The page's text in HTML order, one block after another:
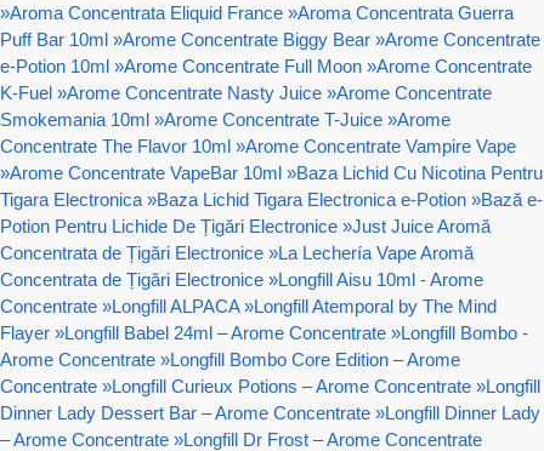
»Aroma Concentrata Eliquid France »Aroma Concentrata Guerra
Puff Bar 10ml »Arome Concentrate Biggy Bear »Arome Concentrate
e-Potion 10ml »Arome Concentrate Full Moon »Arome Concentrate
K-Fuel »Arome Concentrate Nasty Juice »Arome Concentrate
Smokemania 10ml »Arome Concentrate T-Juice »Arome
Concentrate The Flavor 10ml »Arome Concentrate Vampire Vape
»Arome Concentrate VapeBar 10ml »Baza Lichid Cu Nicotina Pentru
Tigara Electronica »Baza Lichid Tigara Electronica e-Potion »Bază e-
Potion Pentru Lichide De Țigări Electronice »Just Juice Aromă
Concentrata de Țigări Electronice »La Lechería Vape Aromă
Concentrata de Țigări Electronice »Longfill Aisu 10ml - Arome
Concentrate »Longfill ALPACA »Longfill Atemporal by The Mind
Flayer »Longfill Babel 24ml – Arome Concentrate »Longfill Bombo -
Arome Concentrate »Longfill Bombo Core Edition – Arome
Concentrate »Longfill Curieux Potions – Arome Concentrate »Longfill
Dinner Lady Dessert Bar – Arome Concentrate »Longfill Dinner Lady
– Arome Concentrate »Longfill Dr Frost – Arome Concentrate